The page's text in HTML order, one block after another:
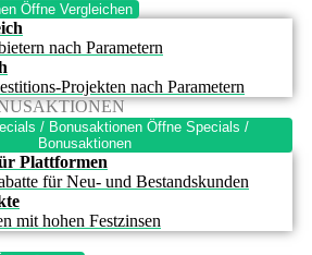
Öffne Vergleichen
nach Parametern
Projekten nach Parametern
/ Bonusaktionen Öffne Specials /
Bonusaktionen
Plattformen
für Neu- und Bestandskunden
mit hohen Festzinsen